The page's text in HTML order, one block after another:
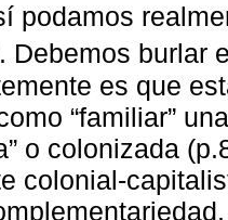
podamos
Debemos burlar
es que
“familiar”
o colonizada
colonial-